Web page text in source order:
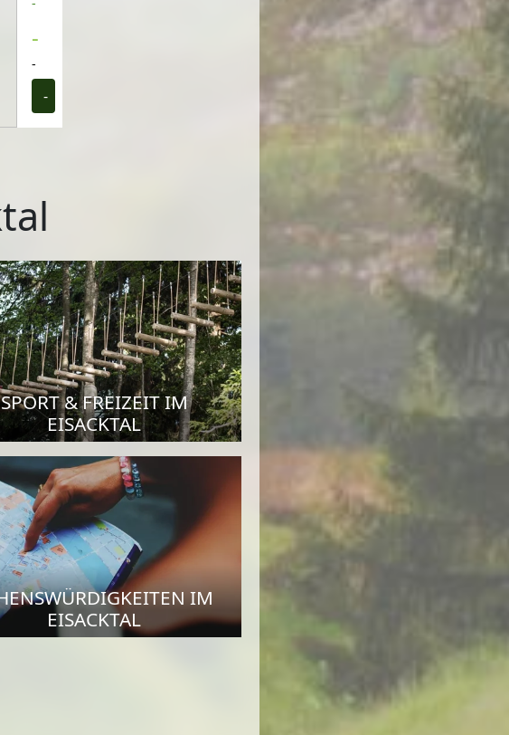
-
-
-
-
SPORT & FREIZEIT IM
EISACKTAL
IM
EISACKTAL